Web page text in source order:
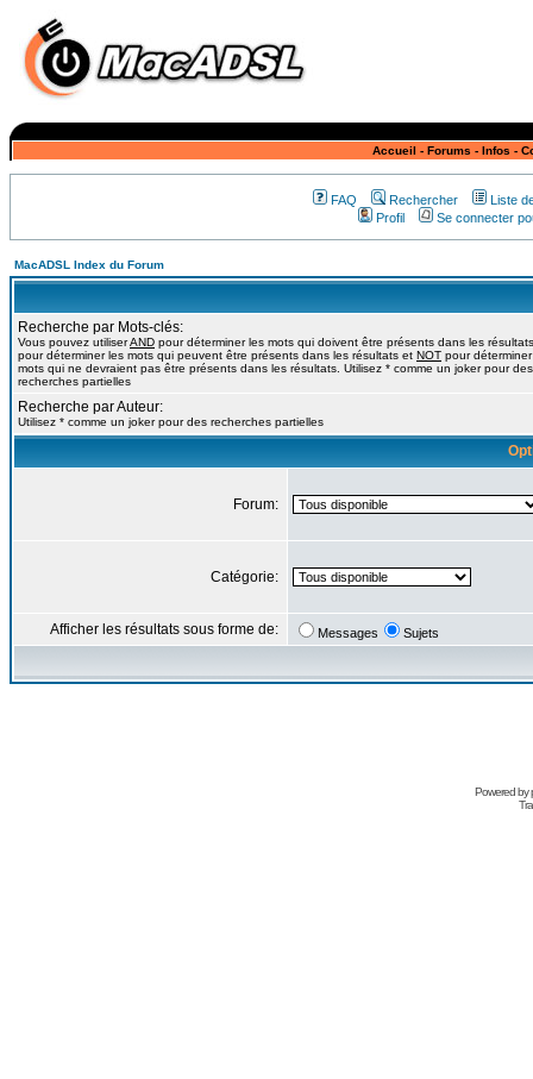
Accueil - Forums - Infos -
FAQ Rechercher
Liste
Profil
Se connecter
MacADSL Index du Forum
Recherche par Mots-clés:
Vous pouvez utiliserAND pour déterminer les mots qui doivent être présents dans les
pour déterminer les mots qui peuvent être présents dans les résultats et NOT pour
mots qui ne devraient pas être présents dans les résultats. Utilisez * comme un joker pour des
recherches partielles
Recherche par Auteur:
Utilisez * comme un joker pour des recherches partielles
Forum:
Catégorie:
Afficher les résultats sous forme de: Messages Sujets
Powered by